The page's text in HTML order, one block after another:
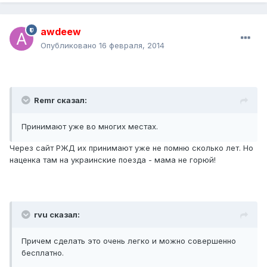
awdeew
Опубликовано 16 февраля, 2014
Remr сказал:
Принимают уже во многих местах.
Через сайт РЖД их принимают уже не помню сколько лет. Но
наценка там на украинские поезда - мама не горюй!
rvu сказал:
Причем сделать это очень легко и можно совершенно
бесплатно.